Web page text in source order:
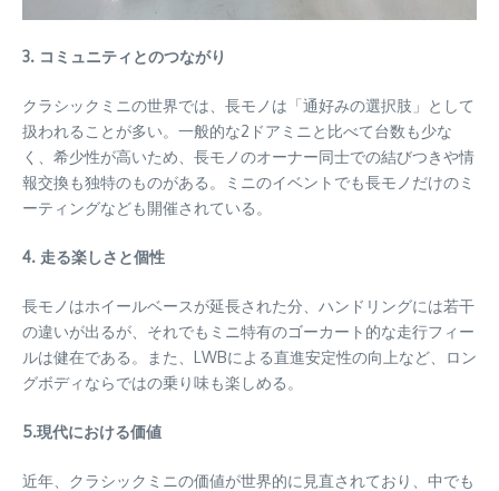
3. コミュニティとのつながり
クラシックミニの世界では、長モノは「通好みの選択肢」として
扱われることが多い。一般的な2ドアミニと比べて台数も少な
く、希少性が高いため、長モノのオーナー同士での結びつきや情
報交換も独特のものがある。ミニのイベントでも長モノだけのミ
ーティングなども開催されている。
4. 走る楽しさと個性
長モノはホイールベースが延長された分、ハンドリングには若干
の違いが出るが、それでもミニ特有のゴーカート的な走行フィー
ルは健在である。また、LWBによる直進安定性の向上など、ロン
グボディならではの乗り味も楽しめる。
5.現代における価値
近年、クラシックミニの価値が世界的に見直されており、中でも